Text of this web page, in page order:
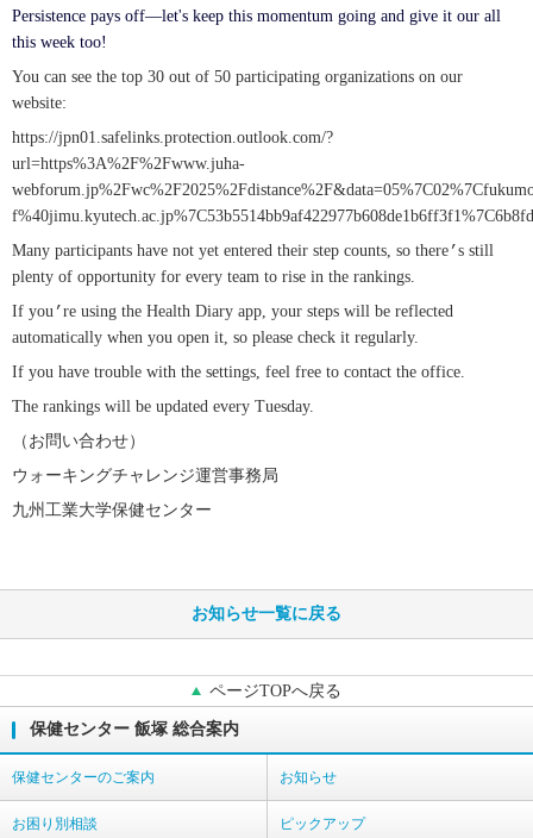
Persistence pays off—let's keep this momentum going and give it our all
this week too!
You can see the top 30 out of 50 participating organizations on our
website:
https://jpn01.safelinks.protection.outlook.com/?
url=https%3A%2F%2Fwww.juha-
Many participants have not yet entered their step counts, so there’s still
plenty of opportunity for every team to rise in the rankings.
If you’re using the Health Diary app, your steps will be reflected
automatically when you open it, so please check it regularly.
If you have trouble with the settings, feel free to contact the office.
The rankings will be updated every Tuesday.
（お問い合わせ）
ウォーキングチャレンジ運営事務局
九州工業大学保健センター
お知らせ一覧に戻る
ページTOPへ戻る
保健センター 飯塚 総合案内
保健センターのご案内 お知らせ
お困り別相談 ピックアップ